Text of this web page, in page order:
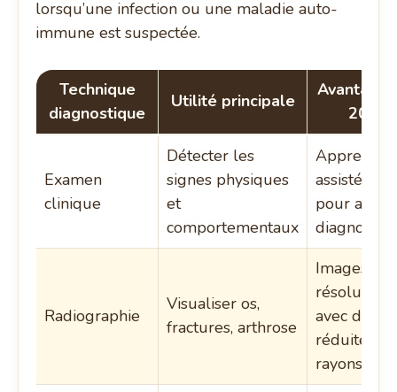
lorsqu’une infection ou une maladie auto-
immune est suspectée.
Technique
diagnostique
Utilité principale
2025
Examen
clinique
Détecter les
signes physiques
et
comportementaux
assisté par
pour
diagnostic
Radiographie
Visualiser os,
fractures, arthrose
Images
résolution
avec dose
réduite de
rayons